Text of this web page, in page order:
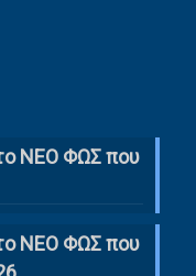
NΕΟ ΦΩΣ που
ΝΕΟ ΦΩΣ που